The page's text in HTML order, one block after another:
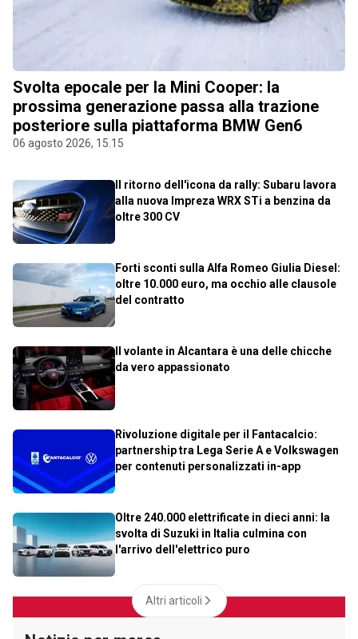
Svolta epocale per la Mini Cooper: la
prossima generazione passa alla trazione
posteriore sulla piattaforma BMW Gen6
06 agosto 2026, 15.15
Il ritorno dell'icona da rally: Subaru lavora
alla nuova Impreza WRX STi a benzina da
oltre 300 CV
Forti sconti sulla Alfa Romeo Giulia Diesel:
oltre 10.000 euro, ma occhio alle clausole
del contratto
Il volante in Alcantara è una delle chicche
da vero appassionato
Rivoluzione digitale per il Fantacalcio:
partnership tra Lega Serie A e Volkswagen
per contenuti personalizzati in-app
Oltre 240.000 elettrificate in dieci anni: la
svolta di Suzuki in Italia culmina con
l'arrivo dell'elettrico puro
Altri articoli